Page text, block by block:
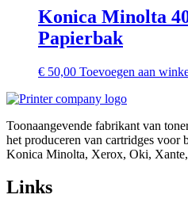
Konica Minolta
Papierbak
€ 50,00 Toevoegen aan
Toonaangevende fabrikant van
het produceren van cartridges voor
Konica Minolta, Xerox, Oki,
Links